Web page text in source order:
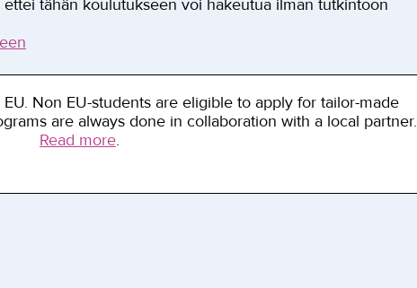
tähän koulutukseen voi hakeutua ilman tutkintoon
Non EU-students are eligible to apply for tailor-made
are always done in collaboration with a local partner.
Read more.